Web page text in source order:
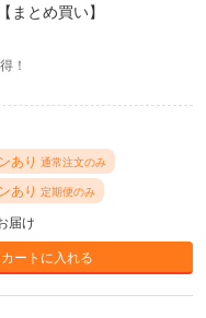
まとめ買い】
！
あり 通常注文のみ
あり 定期便のみ
届け
ートに入れる